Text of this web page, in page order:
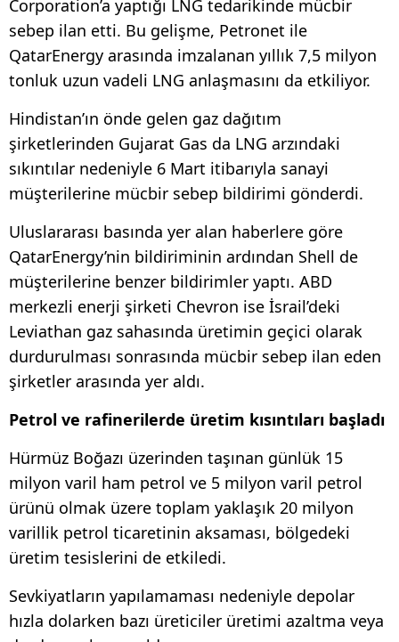
Corporation’a yaptığı LNG tedarikinde mücbir
sebep ilan etti. Bu gelişme, Petronet ile
QatarEnergy arasında imzalanan yıllık 7,5 milyon
tonluk uzun vadeli LNG anlaşmasını da etkiliyor.
Hindistan’ın önde gelen gaz dağıtım
şirketlerinden Gujarat Gas da LNG arzındaki
sıkıntılar nedeniyle 6 Mart itibarıyla sanayi
müşterilerine mücbir sebep bildirimi gönderdi.
Uluslararası basında yer alan haberlere göre
QatarEnergy’nin bildiriminin ardından Shell de
müşterilerine benzer bildirimler yaptı. ABD
merkezli enerji şirketi Chevron ise İsrail’deki
Leviathan gaz sahasında üretimin geçici olarak
durdurulması sonrasında mücbir sebep ilan eden
şirketler arasında yer aldı.
Petrol ve rafinerilerde üretim kısıntıları başladı
Hürmüz Boğazı üzerinden taşınan günlük 15
milyon varil ham petrol ve 5 milyon varil petrol
ürünü olmak üzere toplam yaklaşık 20 milyon
varillik petrol ticaretinin aksaması, bölgedeki
üretim tesislerini de etkiledi.
Sevkiyatların yapılamaması nedeniyle depolar
hızla dolarken bazı üreticiler üretimi azaltma veya